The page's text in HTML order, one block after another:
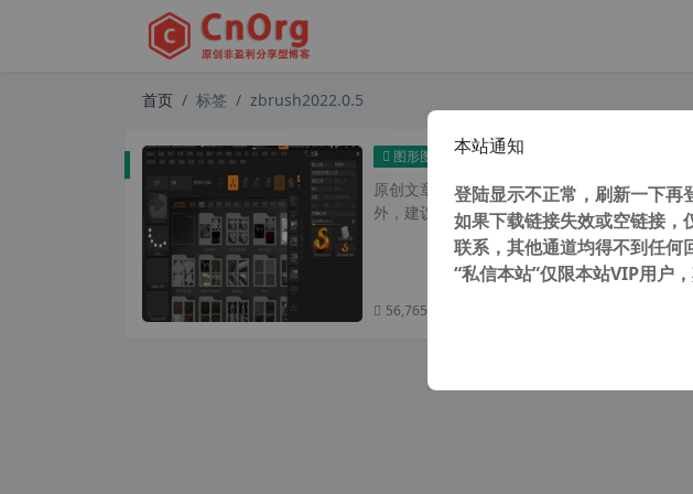
首页 标签 zbrush2022.0.5
图形图像 3D雕刻软件 Pixologic ZBrush
原创文章，转载请注明： 转载自
外，建议避开晚上的访问高...
56,765 次浏览
本站通知
登陆显示不正常，刷新一下再
如果下载链接失效或空链接，
联系，其他通道均得不到任
“私信本站”仅限本站VIP用户